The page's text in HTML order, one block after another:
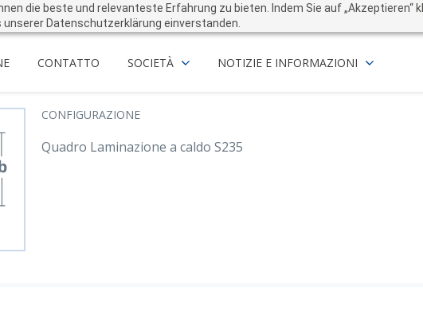
die beste und relevanteste Erfahrung zu bieten. Indem Sie auf „Akzeptieren“
Datenschutzerklärung einverstanden.
CONTATTO SOCIETÀ NOTIZIE E INFORMAZIONI
CONFIGURAZIONE
Quadro Laminazione a caldo S235